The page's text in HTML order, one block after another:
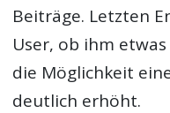
Beiträge. Letzten
User, ob ihm
die Möglichkeit
deutlich erhöht.